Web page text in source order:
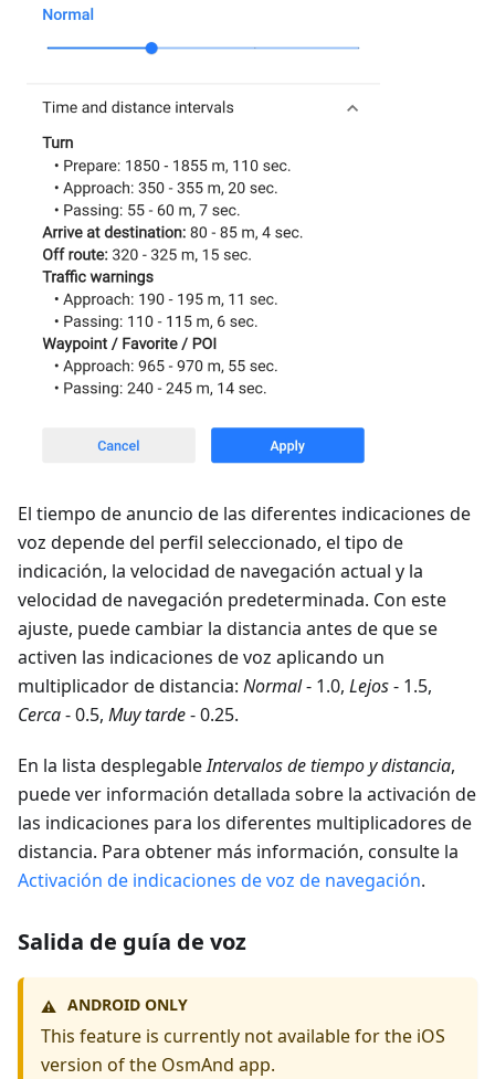
El tiempo de anuncio de las diferentes indicaciones de
voz depende del perfil seleccionado, el tipo de
indicación, la velocidad de navegación actual y la
velocidad de navegación predeterminada. Con este
ajuste, puede cambiar la distancia antes de que se
activen las indicaciones de voz aplicando un
multiplicador de distancia: Normal- 1.0, Lejos- 1.5,
Cerca- 0.5, Muy tarde- 0.25.
En la lista desplegableIntervalos de tiempo y distancia,
puede ver información detallada sobre la activación de
las indicaciones para los diferentes multiplicadores de
distancia. Para obtener más información, consulte la
Activación de indicaciones de voz de navegación.
Salida de guía de voz
⚠️ ANDROID ONLY
This feature is currently not available for the iOS
version of the OsmAnd app.